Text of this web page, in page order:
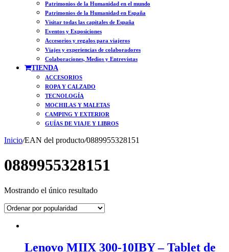
Patrimonios de la Humanidad en el mundo
Patrimonios de la Humanidad en España
Visitar todas las capitales de España
Eventos y Exposiciones
Accesorios y regalos para viajeros
Viajes y experiencias de colaboradores
Colaboraciones, Medios y Entrevistas
TIENDA
ACCESORIOS
ROPA Y CALZADO
TECNOLOGÍA
MOCHILAS Y MALETAS
CAMPING Y EXTERIOR
GUÍAS DE VIAJE Y LIBROS
Inicio/EAN del producto/0889955328151
0889955328151
Mostrando el único resultado
Lenovo MIIX 300-10IBY – Tablet de